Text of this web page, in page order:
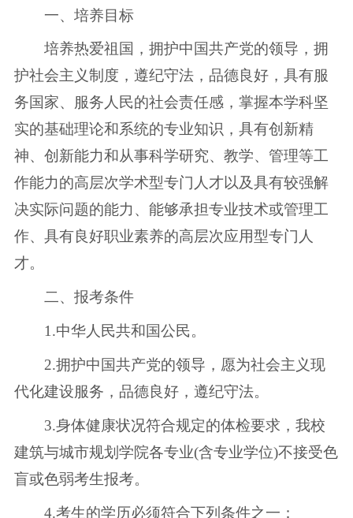
一、培养目标
培养热爱祖国，拥护中国共产党的领导，拥
护社会主义制度，遵纪守法，品德良好，具有服
务国家、服务人民的社会责任感，掌握本学科坚
实的基础理论和系统的专业知识，具有创新精
神、创新能力和从事科学研究、教学、管理等工
作能力的高层次学术型专门人才以及具有较强解
决实际问题的能力、能够承担专业技术或管理工
作、具有良好职业素养的高层次应用型专门人
才。
二、报考条件
1.中华人民共和国公民。
2.拥护中国共产党的领导，愿为社会主义现
代化建设服务，品德良好，遵纪守法。
3.身体健康状况符合规定的体检要求，我校
建筑与城市规划学院各专业(含专业学位)不接受色
盲或色弱考生报考。
4.考生的学历必须符合下列条件之一：